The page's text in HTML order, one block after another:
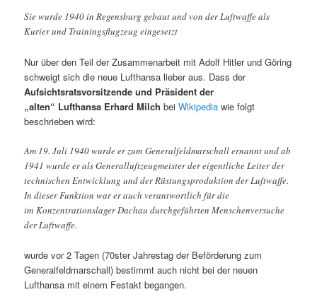
Sie wurde 1940 in Regensburg gebaut und von der Luftwaffe als
Kurier und Trainingsflugzeug eingesetzt
Nur über den Teil der Zusammenarbeit mit Adolf Hitler und Göring
schweigt sich die neue Lufthansa lieber aus. Dass der
Aufsichtsratsvorsitzende und Präsident der
„alten“ Lufthansa Erhard Milch beiWikipediawie folgt
beschrieben wird:
Am 19. Juli 1940 wurde er zum Generalfeldmarschall ernannt und ab
1941 wurde er als Generalluftzeugmeister der eigentliche Leiter der
technischen Entwicklung und der Rüstungsproduktion der Luftwaffe.
In dieser Funktion war er auch verantwortlich für die
im Konzentrationslager Dachau durchgeführten Menschenversuche
der Luftwaffe.
wurde vor 2 Tagen (70ster Jahrestag der Beförderung zum
Generalfeldmarschall) bestimmt auch nicht bei der neuen
Lufthansa mit einem Festakt begangen.